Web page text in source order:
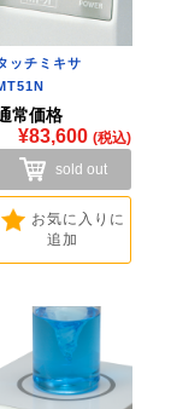
ッチミキサ
常価格
¥83,600(税込)
sold out
お気に入りに
追加